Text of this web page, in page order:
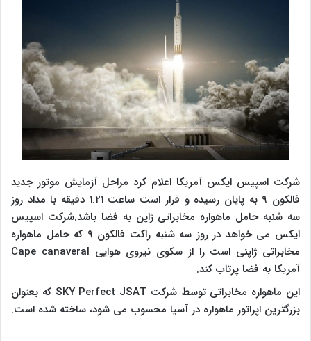
شرکت اسپیس ایکس آمریکا اعلام کرد مراحل آزمایش موتور جدید
فالکون ۹ به پایان رسیده و قرار است ساعت ۱.۲۱ دقیقه با مداد روز
سه شنبه حامل ماهواره مخابراتی ژاپن به فضا باشد.شرکت اسپیس
ایکس می خواهد در روز سه شنبه راکت فالکون ۹ که حامل ماهواره
مخابراتی ژاپنی است را از سکوی نیروی هوایی Cape canaveral
آمریکا به فضا پرتاب کند.
این ماهواره مخابراتی توسط شرکت SKY Perfect JSAT که بعنوان
بزرگترین اپراتور ماهواره در آسیا محسوب می شود، ساخته شده است.